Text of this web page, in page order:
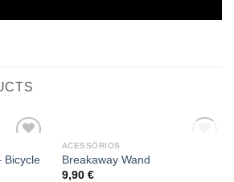
to
Bicycle
OUT OF STOCK
ACESSÓRIOS
Breakaway Wand
9,90 €